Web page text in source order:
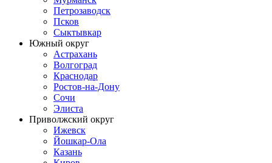
Петрозаводск
Псков
Сыктывкар
Южный округ
Астрахань
Волгоград
Краснодар
Ростов-на-Дону
Сочи
Элиста
Приволжский округ
Ижевск
Йошкар-Ола
Казань